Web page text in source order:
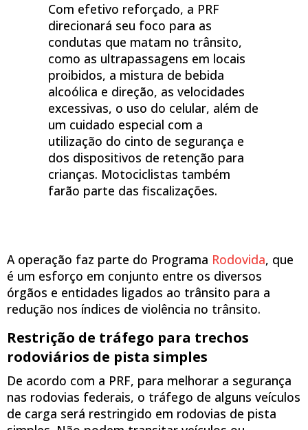
Com efetivo reforçado, a PRF
direcionará seu foco para as
condutas que matam no trânsito,
como as ultrapassagens em locais
proibidos, a mistura de bebida
alcoólica e direção, as velocidades
excessivas, o uso do celular, além de
um cuidado especial com a
utilização do cinto de segurança e
dos dispositivos de retenção para
crianças. Motociclistas também
farão parte das fiscalizações.
A operação faz parte do Programa Rodovida, que
é um esforço em conjunto entre os diversos
órgãos e entidades ligados ao trânsito para a
redução nos índices de violência no trânsito.
Restrição de tráfego para trechos
rodoviários de pista simples
De acordo com a PRF, para melhorar a segurança
nas rodovias federais, o tráfego de alguns veículos
de carga será restringido em rodovias de pista